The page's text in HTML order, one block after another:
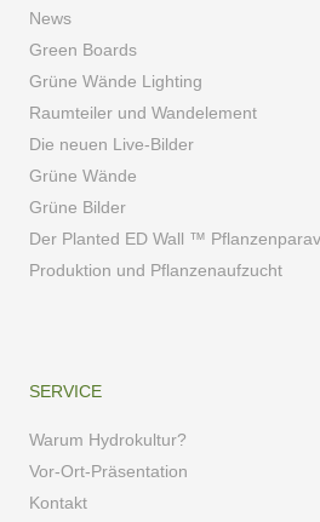
News
Green Boards
Grüne Wände Lighting
Raumteiler und Wandelement
Die neuen Live-Bilder
Grüne Wände
Grüne Bilder
Der Planted ED Wall ™
Produktion und Pflanzenaufzucht
SERVICE
Warum Hydrokultur?
Vor-Ort-Präsentation
Kontakt